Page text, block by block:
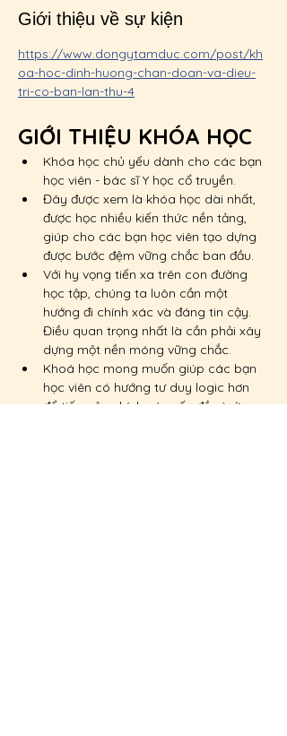
Giới thiệu về sự kiện
https://www.dongytamduc.com/post/kh
oa-hoc-dinh-huong-chan-doan-va-dieu-
tri-co-ban-lan-thu-4
GIỚI THIỆU KHÓA HỌC
Khóa học chủ yếu dành cho các bạn
học viên - bác sĩ Y học cổ truyền.
Đây được xem là khóa học dài nhất,
được học nhiều kiến thức nền tảng,
giúp cho các bạn học viên tạo dựng
được bước đệm vững chắc ban đầu.
Với hy vọng tiến xa trên con đường
học tập, chúng ta luôn cần một
hướng đi chính xác và đáng tin cậy.
Điều quan trọng nhất là cần phải xây
dựng một nền móng vững chắc.
Khoá học mong muốn giúp các bạn
học viên có hướng tư duy logic hơn
để tiếp cận chính xác vấn đề và ứng